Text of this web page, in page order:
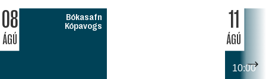
08
ÁGÚ
Bókasafn
Kópavogs
11
ÁGÚ
10:00